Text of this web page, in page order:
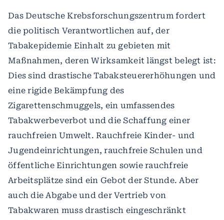
Das Deutsche Krebsforschungszentrum fordert
die politisch Verantwortlichen auf, der
Tabakepidemie Einhalt zu gebieten mit
Maßnahmen, deren Wirksamkeit längst belegt ist:
Dies sind drastische Tabaksteuererhöhungen und
eine rigide Bekämpfung des
Zigarettenschmuggels, ein umfassendes
Tabakwerbeverbot und die Schaffung einer
rauchfreien Umwelt. Rauchfreie Kinder- und
Jugendeinrichtungen, rauchfreie Schulen und
öffentliche Einrichtungen sowie rauchfreie
Arbeitsplätze sind ein Gebot der Stunde. Aber
auch die Abgabe und der Vertrieb von
Tabakwaren muss drastisch eingeschränkt